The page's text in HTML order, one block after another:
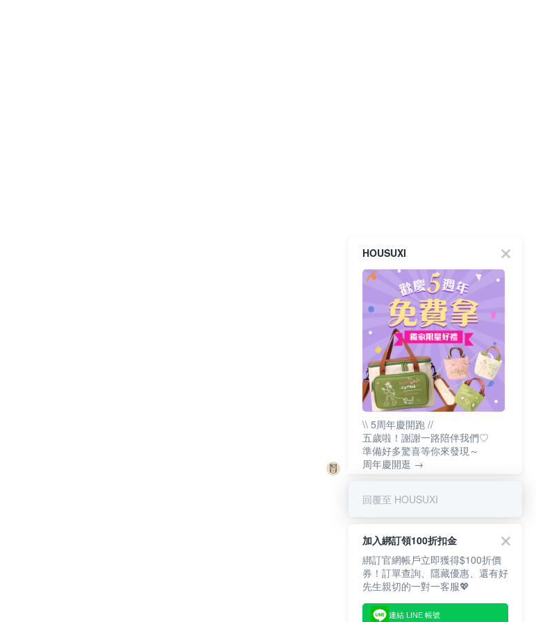
HOUSUXI
\\ 5周年慶開跑 //
五歲啦！謝謝一路陪伴我們♡
準備好多驚喜等你來發現～
周年慶開逛 →
回覆至 HOUSUXI
加入綁訂領100折扣金
綁訂官網帳戶立即獲得$100折價
券！訂單查詢、隱藏優惠、還有好
先生親切的一對一客服💖
連結 LINE 帳號